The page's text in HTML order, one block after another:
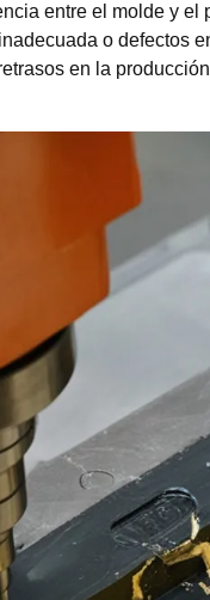
entre el molde y
o defectos
en la